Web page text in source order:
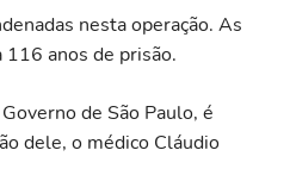
nesta operação. As
116 anos de prisão.
de São Paulo, é
dele, o médico Cláudio